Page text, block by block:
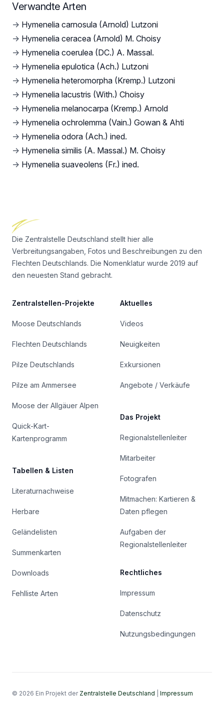
Verwandte Arten
→ Hymenelia carnosula (Arnold) Lutzoni
→ Hymenelia ceracea (Arnold) M. Choisy
→ Hymenelia coerulea (DC.) A. Massal.
→ Hymenelia epulotica (Ach.) Lutzoni
→ Hymenelia heteromorpha (Kremp.) Lutzoni
→ Hymenelia lacustris (With.) Choisy
→ Hymenelia melanocarpa (Kremp.) Arnold
→ Hymenelia ochrolemma (Vain.) Gowan & Ahti
→ Hymenelia odora (Ach.) ined.
→ Hymenelia similis (A. Massal.) M. Choisy
→ Hymenelia suaveolens (Fr.) ined.
Die Zentralstelle Deutschland stellt hier alle
Verbreitungsangaben, Fotos und Beschreibungen zu den
Flechten Deutschlands. Die Nomenklatur wurde 2019 auf
den neuesten Stand gebracht.
Zentralstellen-Projekte
Moose Deutschlands
Flechten Deutschlands
Pilze Deutschlands
Pilze am Ammersee
Moose der Allgäuer Alpen
Quick-Kart-
Kartenprogramm
Tabellen & Listen
Literaturnachweise
Herbare
Geländelisten
Summenkarten
Downloads
Fehlliste Arten
Aktuelles
Videos
Neuigkeiten
Exkursionen
Angebote / Verkäufe
Das Projekt
Regionalstellenleiter
Mitarbeiter
Fotografen
Mitmachen: Kartieren &
Daten pflegen
Aufgaben der
Regionalstellenleiter
Rechtliches
Impressum
Datenschutz
Nutzungsbedingungen
© 2026 Ein Projekt der Zentralstelle Deutschland Impressum